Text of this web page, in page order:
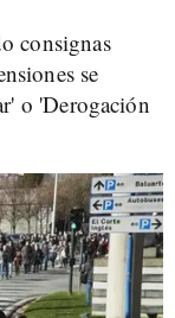
consignas
se
o 'Derogación